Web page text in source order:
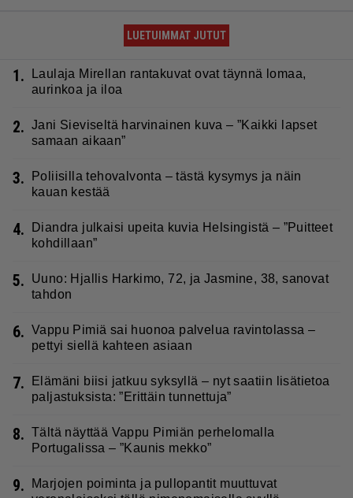
LUETUIMMAT JUTUT
1.
Laulaja Mirellan rantakuvat ovat täynnä lomaa,
aurinkoa ja iloa
2. Jani Sieviseltä harvinainen kuva – ”Kaikki lapset
samaan aikaan”
3.
Poliisilla tehovalvonta – tästä kysymys ja näin
kauan kestää
4.
Diandra julkaisi upeita kuvia Helsingistä – ”Puitteet
kohdillaan”
5.
Uuno: Hjallis Harkimo, 72, ja Jasmine, 38, sanovat
tahdon
6. Vappu Pimiä sai huonoa palvelua ravintolassa –
pettyi siellä kahteen asiaan
7.
Elämäni biisi jatkuu syksyllä – nyt saatiin lisätietoa
paljastuksista: ”Erittäin tunnettuja”
8. Tältä näyttää Vappu Pimiän perhelomalla
Portugalissa – ”Kaunis mekko”
9.
Marjojen poiminta ja pullopantit muuttuvat